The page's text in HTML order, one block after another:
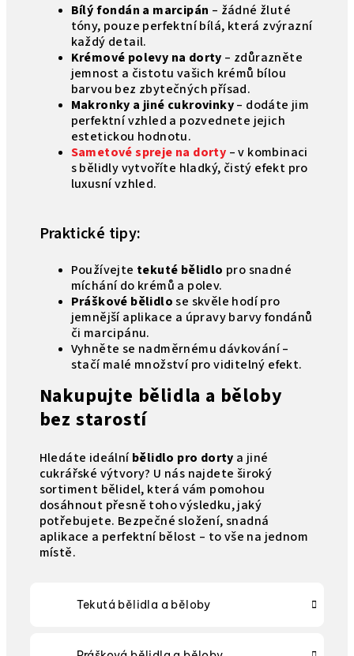
Bílý fondán a marcipán – žádné žluté
tóny, pouze perfektní bílá, která zvýrazní
každý detail.
Krémové polevy na dorty – zdůrazněte
jemnost a čistotu vašich krémů bílou
barvou bez zbytečných přísad.
Makronky a jiné cukrovinky– dodáte jim
perfektní vzhled a pozvednete jejich
estetickou hodnotu.
Sametové spreje na dorty – v kombinaci
s bělidly vytvoříte hladký, čistý efekt pro
luxusní vzhled.
Praktické tipy:
Používejte tekuté bělidlo pro snadné
míchání do krémů a polev.
Práškové bělidlose skvěle hodí pro
jemnější aplikace a úpravy barvy fondánů
či marcipánu.
Vyhněte se nadměrnému dávkování –
stačí malé množství pro viditelný efekt.
Nakupujte bělidla a běloby
bez starostí
Hledáte ideálníbělidlo pro dorty a jiné
cukrářské výtvory? U nás najdete široký
sortiment bělidel, která vám pomohou
dosáhnout přesně toho výsledku, jaký
potřebujete. Bezpečné složení, snadná
aplikace a perfektní bělost – to vše na jednom
místě.
Tekutá bělidla a běloby